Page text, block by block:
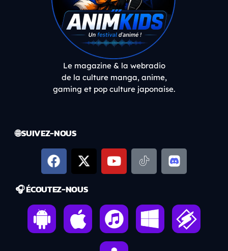
Le magazine & la webradio
de la culture manga, anime,
gaming et pop culture japonaise.
🌐 SUIVEZ-NOUS
🎧 ÉCOUTEZ-NOUS